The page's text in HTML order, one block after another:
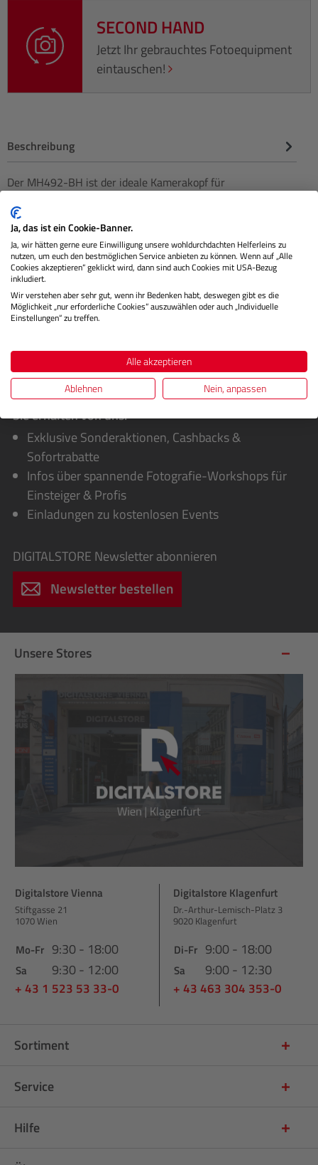
SECOND HAND
Jetzt Ihr gebrauchtes Fotoequipment
eintauschen!
Beschreibung
Der MH492-BH ist der ideale Kamerakopf für
Kamerakopf suchen, der per…
Herstellerinformationen
Bewertungen
Sie erhalten von uns:
Exklusive Sonderaktionen, Cashbacks &
Sofortrabatte
Infos über spannende Fotografie-Workshops für
Einsteiger & Profis
Einladungen zu kostenlosen Events
DIGITALSTORE Newsletter abonnieren
Newsletter bestellen
Unsere Stores
Digitalstore Vienna
Stiftgasse 21
1070 Wien
Mo-Fr 9:30 - 18:00
Sa 9:30 - 12:00
+ 43 1 523 53 33-0
Digitalstore Klagenfurt
Dr.-Arthur-Lemisch-Platz 3
9020 Klagenfurt
Di-Fr 9:00 - 18:00
Sa 9:00 - 12:30
+ 43 463 304 353-0
Sortiment
Service
Hilfe
Ja, das ist ein Cookie-Banner.
Ja, wir hätten gerne eure Einwilligung unsere wohldurchdachten Helferleins zu
nutzen, um euch den bestmöglichen Service anbieten zu können. Wenn auf „Alle
Cookies akzeptieren“ geklickt wird, dann sind auch Cookies mit USA-Bezug
inkludiert.
Wir verstehen aber sehr gut, wenn ihr Bedenken habt, deswegen gibt es die
Möglichkeit „nur erforderliche Cookies“ auszuwählen oder auch „Individuelle
Einstellungen“ zu treffen.
Alle akzeptieren
Ablehnen
Nein, anpassen